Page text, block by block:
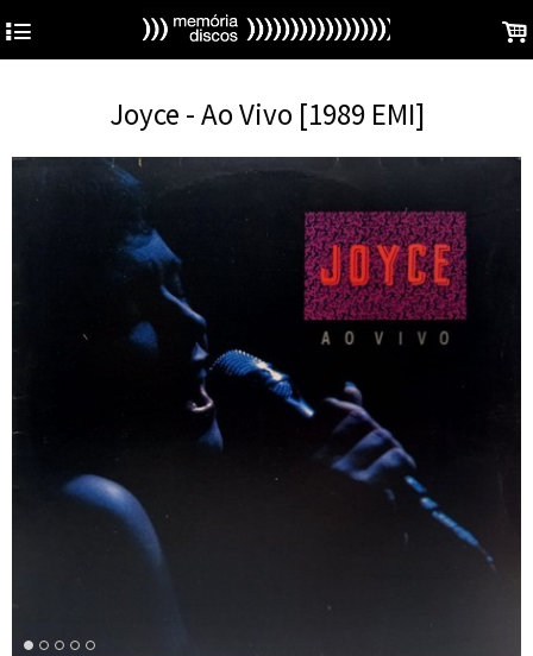
4 .
Joyce - Ao Vivo [1989 EMI]